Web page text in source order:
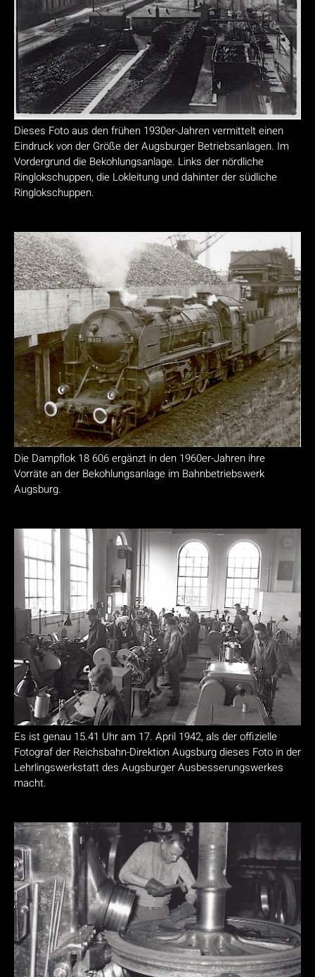
Dieses Foto aus den frühen 1930er-Jahren vermittelt einen
Eindruck von der Größe der Augsburger Betriebsanlagen. Im
Vordergrund die Bekohlungsanlage. Links der nördliche
Ringlokschuppen, die Lokleitung und dahinter der südliche
Ringlokschuppen.
Die Dampflok 18 606 ergänzt in den 1960er-Jahren ihre
Vorräte an der Bekohlungsanlage im Bahnbetriebswerk
Augsburg.
Es ist genau 15.41 Uhr am 17. April 1942, als der offizielle
Fotograf der Reichsbahn-Direktion Augsburg dieses Foto in der
Lehrlingswerkstatt des Augsburger Ausbesserungswerkes
macht.